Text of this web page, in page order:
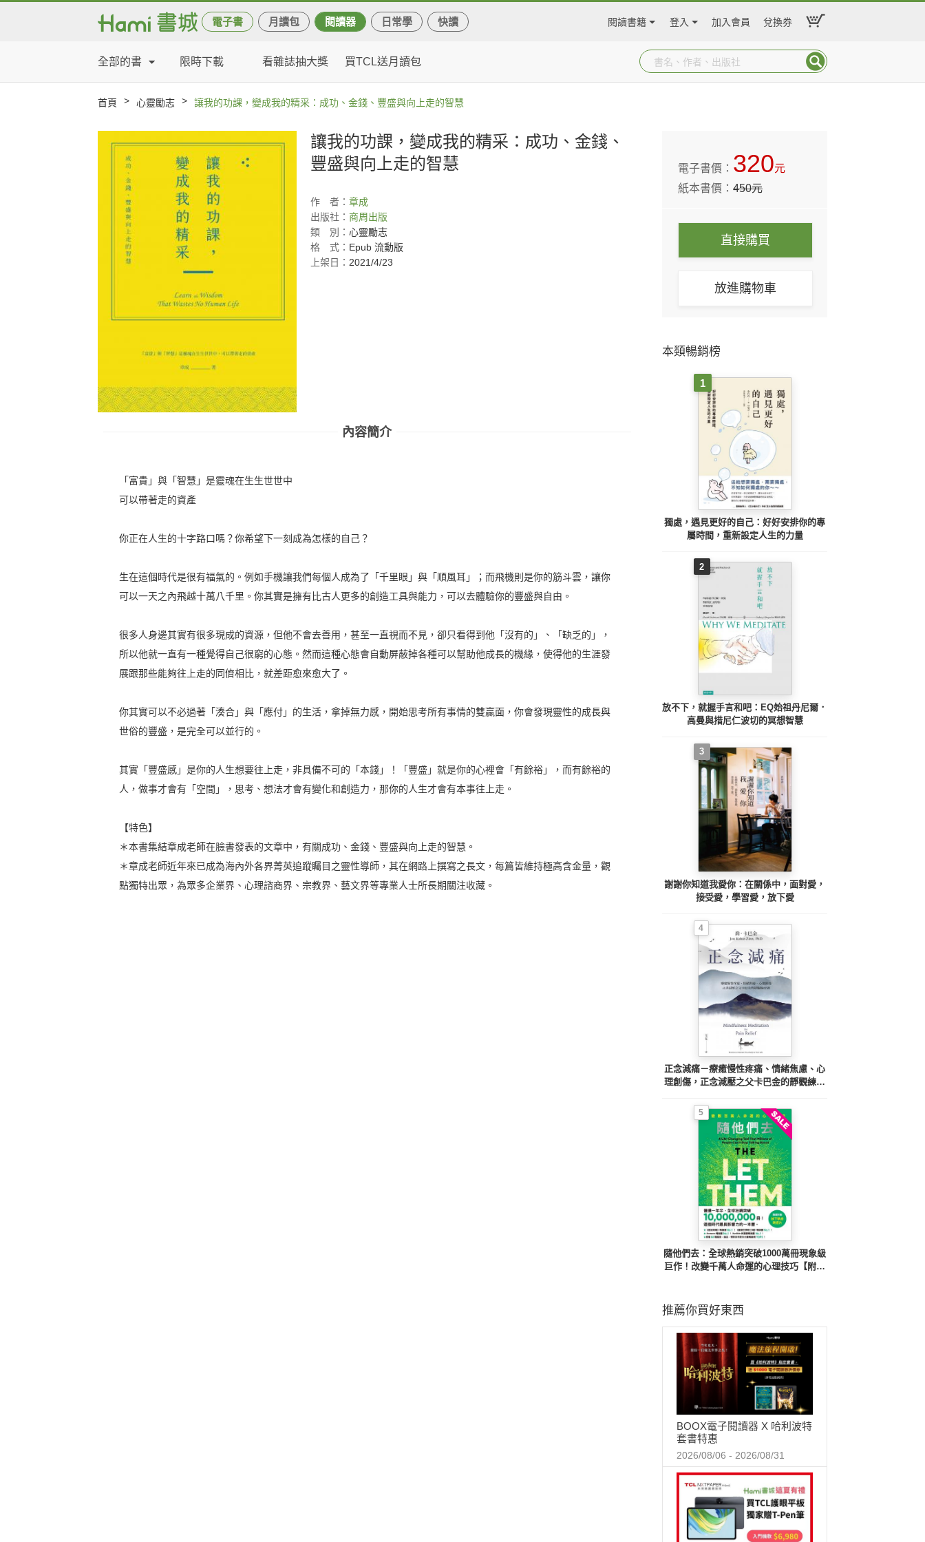
電子書 月讀包 閱讀器 日常學 快讀 閱讀書籍 登入 加入會員 兌換券
全部的書 限時下載 看雜誌抽大獎 買TCL送月讀包
首頁 > 心靈勵志 > 讓我的功課，變成我的精采：成功、金錢、豐盛與向上走的智慧
讓我的功課，變成我的精采：成功、金錢、
豐盛與向上走的智慧
作 者： 章成
出版社： 商周出版
類
別： 心靈勵志
格
式： Epub 流動版
上架日： 2021/4/23
內容簡介
「富貴」與「智慧」是靈魂在生生世世中
可以帶著走的資產
你正在人生的十字路口嗎？你希望下一刻成為怎樣的自己？
生在這個時代是很有福氣的。例如手機讓我們每個人成為了「千里眼」與「順風耳」；而飛機則是你的筋斗雲，讓你
可以一天之內飛越十萬八千里。你其實是擁有比古人更多的創造工具與能力，可以去體驗你的豐盛與自由。
很多人身邊其實有很多現成的資源，但他不會去善用，甚至一直視而不見，卻只看得到他「沒有的」、「缺乏的」，
所以他就一直有一種覺得自己很窮的心態。然而這種心態會自動屏蔽掉各種可以幫助他成長的機緣，使得他的生涯發
展跟那些能夠往上走的同儕相比，就差距愈來愈大了。
你其實可以不必過著「湊合」與「應付」的生活，拿掉無力感，開始思考所有事情的雙贏面，你會發現靈性的成長與
世俗的豐盛，是完全可以並行的。
其實「豐盛感」是你的人生想要往上走，非具備不可的「本錢」！「豐盛」就是你的心裡會「有餘裕」，而有餘裕的
人，做事才會有「空間」，思考、想法才會有變化和創造力，那你的人生才會有本事往上走。
【特色】
＊本書集結章成老師在臉書發表的文章中，有關成功、金錢、豐盛與向上走的智慧。
＊章成老師近年來已成為海內外各界菁英追蹤矚目之靈性導師，其在網路上撰寫之長文，每篇皆維持極高含金量，觀
點獨特出眾，為眾多企業界、心理諮商界、宗教界、藝文界等專業人士所長期關注收藏。
電子書價： 320元
紙本書價：450元
直接購買
放進購物車
本類暢銷榜
1
獨處，遇見更好的自己：好好安排你的專
屬時間，重新設定人生的力量
2
放不下，就握手言和吧：EQ始祖丹尼爾．
高曼與措尼仁波切的冥想智慧
3
謝謝你知道我愛你：在關係中，面對愛，
接受愛，學習愛，放下愛
4
正念減痛－療癒慢性疼痛、情緒焦慮、心
理創傷，正念減壓之父卡巴金的靜觀練習
5
隨他們去：全球熱銷突破1000萬冊現象級
巨作！改變千萬人命運的心理技巧【附放
推薦你買好東西
BOOX電子閱讀器 X 哈利波特
套書特惠
2026/08/06 - 2026/08/31